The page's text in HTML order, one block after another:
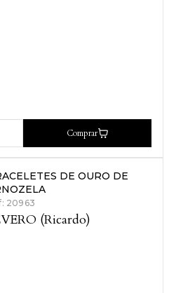
Comprar
DE OURO DE
20963
(Ricardo)